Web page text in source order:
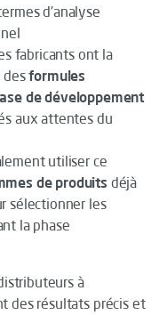
d’analyse
fabricants ont la
desformules
de développement
aux attentes du
utiliser ce
de produits déjà
sélectionner les
la phase
à
des résultats précis et